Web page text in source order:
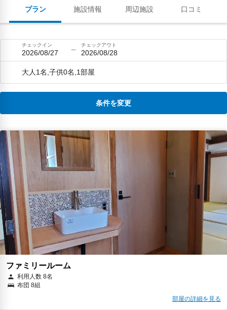
プラン 施設情報 周辺施設 口コミ
チェックイン
2026/08/27
チェックアウト
2026/08/28
大人1名,子供0名,1部屋
条件を変更
ファミリールーム
利用人数 8名
布団 8組
部屋の詳細を見る